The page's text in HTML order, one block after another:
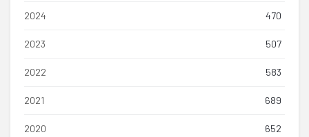
2024 470
2023 507
2022 583
2021 689
2020 652